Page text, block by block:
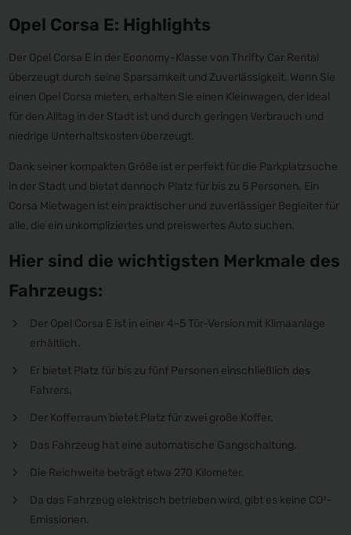
Opel Corsa E: Highlights
Der Opel Corsa E in der Economy-Klasse von Thrifty Car Rental
überzeugt durch seine Sparsamkeit und Zuverlässigkeit. Wenn Sie
einen Opel Corsa mieten, erhalten Sie einen Kleinwagen, der ideal
für den Alltag in der Stadt ist und durch geringen Verbrauch und
niedrige Unterhaltskosten überzeugt.
Dank seiner kompakten Größe ist er perfekt für die Parkplatzsuche
in der Stadt und bietet dennoch Platz für bis zu 5 Personen. Ein
Corsa Mietwagen ist ein praktischer und zuverlässiger Begleiter für
alle, die ein unkompliziertes und preiswertes Auto suchen.
Hier sind die wichtigsten Merkmale des
Fahrzeugs:
Der Opel Corsa E ist in einer 4-5 Tür-Version mit Klimaanlage
erhältlich.
Er bietet Platz für bis zu fünf Personen einschließlich des
Fahrers.
Der Kofferraum bietet Platz für zwei große Koffer.
Das Fahrzeug hat eine automatische Gangschaltung.
Die Reichweite beträgt etwa 270 Kilometer.
Da das Fahrzeug elektrisch betrieben wird, gibt es keine CO²-
Emissionen.